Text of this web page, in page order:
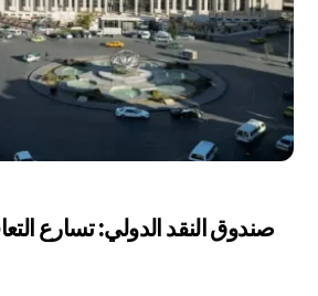
صندوق النقد الدولي: تسارع